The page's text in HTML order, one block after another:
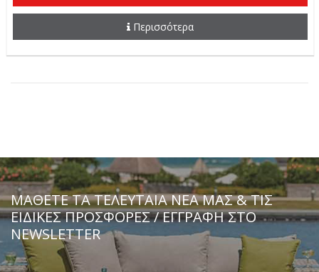
Περισσότερα
ΜΆΘΕΤΕ ΤΑ ΤΕΛΕΥΤΑΊΑ ΝΈΑ ΜΑΣ & ΤΙΣ
ΕΙΔΙΚΈΣ ΠΡΟΣΦΟΡΈΣ / ΕΓΓΡΑΦΗ ΣΤΟ
NEWSLETTER